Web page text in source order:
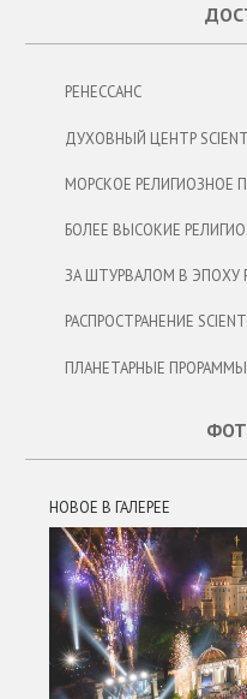
РЕНЕССАНС
ДУХОВНЫЙ ЦЕНТР
МОРСКОЕ РЕЛИГИОЗНОЕ
БОЛЕЕ ВЫСОКИЕ
ЗА ШТУРВАЛОМ В ЭПОХУ
РАСПРОСТРАНЕНИЕ
ПЛАНЕТАРНЫЕ
НОВОЕ В ГАЛЕРЕЕ